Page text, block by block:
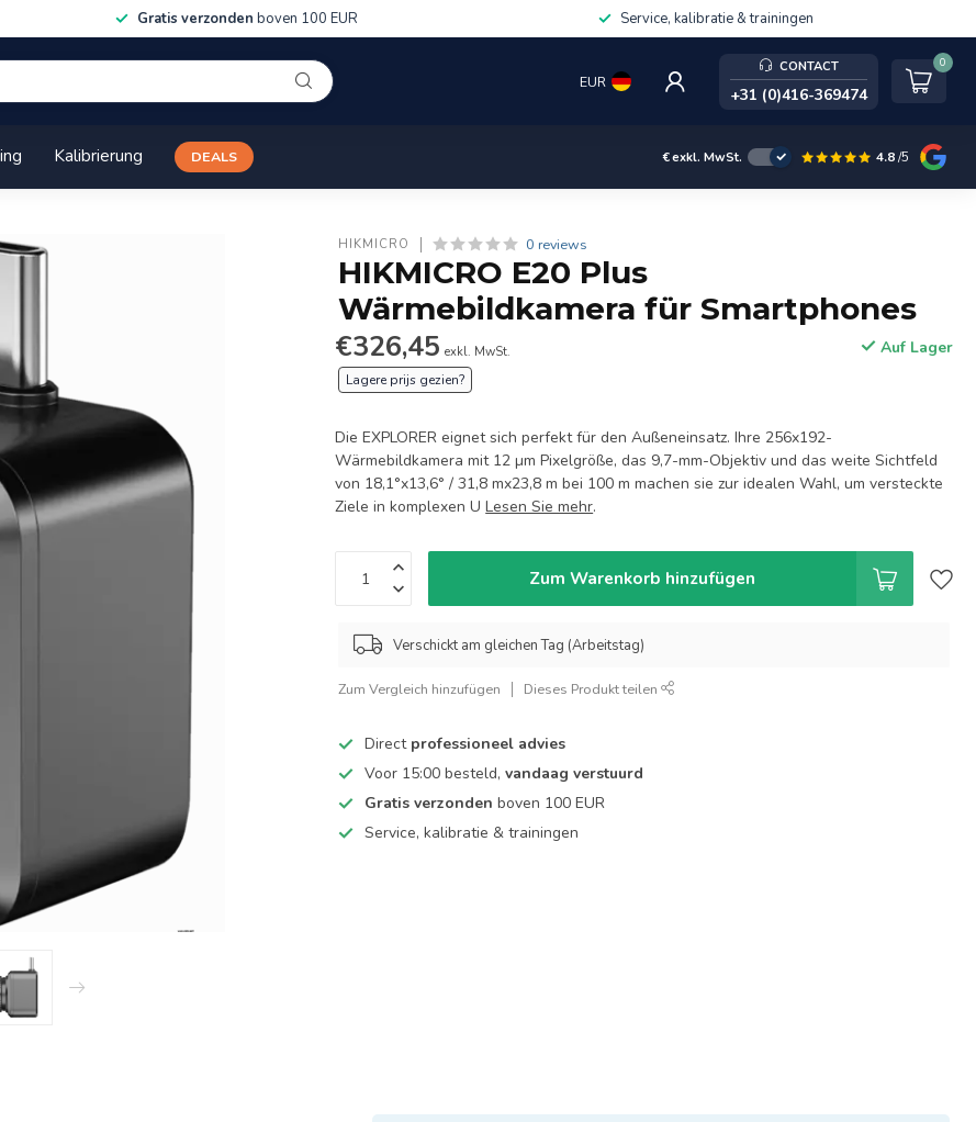
Gratis verzonden boven 100 EUR Service, kalibratie & trainingen
EUR
CONTACT
+31 (0)416-369474
0
Kalibrierung DEALS €exkl. MwSt. 4.8/5
HIKMICRO 0 reviews
HIKMICRO E20 Plus
Wärmebildkamera für Smartphones
€326,45 exkl. MwSt. Auf Lager
Lagere prijs gezien?
Die EXPLORER eignet sich perfekt für den Außeneinsatz. Ihre 256x192-
Wärmebildkamera mit 12 µm Pixelgröße, das 9,7-mm-Objektiv und das weite Sichtfeld
von 18,1°x13,6° / 31,8 mx23,8 m bei 100 m machen sie zur idealen Wahl, um versteckte
Ziele in komplexen ULesen Sie mehr.
Zum Warenkorb hinzufügen
Verschickt am gleichen Tag (Arbeitstag)
Zum Vergleich hinzufügen Dieses Produkt teilen
Direct professioneel advies
Voor 15:00 besteld,vandaag verstuurd
Gratis verzonden boven 100 EUR
Service, kalibratie & trainingen